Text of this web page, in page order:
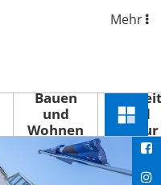
Mehr
Bauen
und
Wohnen
Freizeit
und
Kultur
Menü